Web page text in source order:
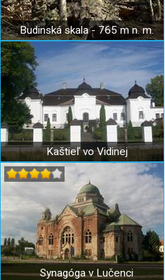
Budinská skala - 765 m n. m.
Kaštieľ vo Vidinej
Synagóga v Lučenci